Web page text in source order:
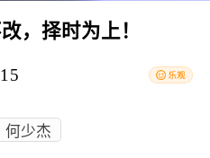
，择时为上！
何少杰